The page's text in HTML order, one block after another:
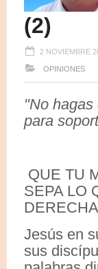
(2)
2 NOVIEMBRE
OPINIONES
"No
para
QUE TU
SEPA LO
Jesús en
sus